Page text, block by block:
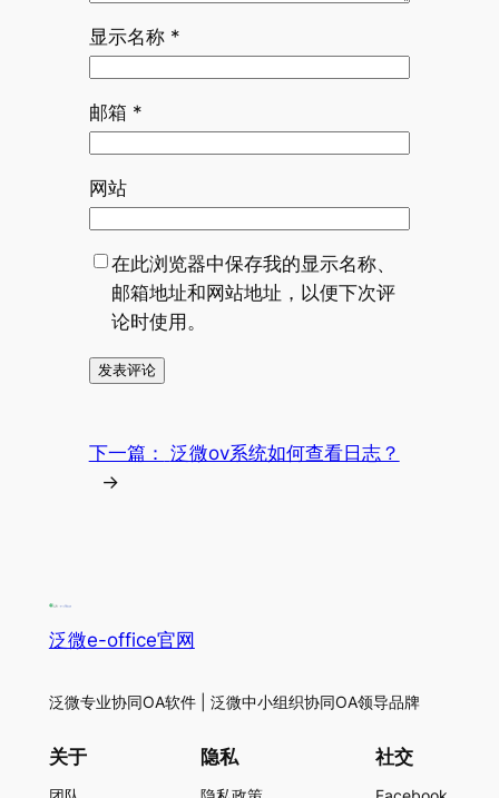
显示名称 *
邮箱 *
网站
在此浏览器中保存我的显示名称、
邮箱地址和网站地址，以便下次评
论时使用。
下一篇： 泛微ov系统如何查看日志？
→
泛微e-office官网
泛微专业协同OA软件 | 泛微中小组织协同OA领导品牌
关于 隐私 社交